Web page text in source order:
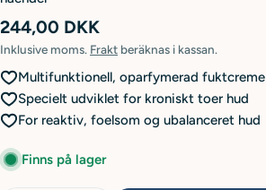
Ordinarie
pris
244,00 DKK
Inklusive moms. Frakt beräknas i kassan.
Multifunktionell, oparfymerad fuktcreme
Specielt udviklet for kroniskt toer hud
For reaktiv, foelsom og ubalanceret hud
Finns på lager